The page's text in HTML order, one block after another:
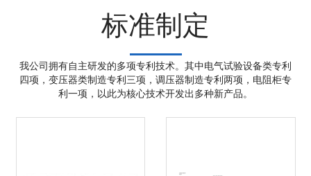
标准制定
我公司拥有自主研发的多项专利技术。其中电气试验设备类专利
四项，变压器类制造专利三项，调压器制造专利两项，电阻柜专
利一项，以此为核心技术开发出多种新产品。